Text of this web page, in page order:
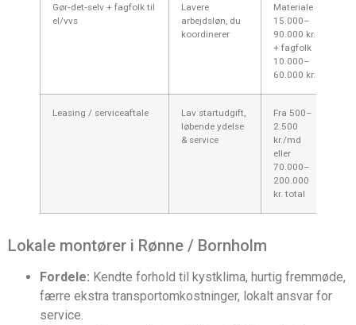
Gør‑det‑selv + fagfolk til
el/vvs
Lavere
arbejdsløn, du
koordinerer
Materiale
15.000–
90.000 kr.
+ fagfolk
10.000–
60.000 kr.
Leasing / serviceaftale
Lav startudgift,
løbende ydelse
& service
Fra 500–
2.500
kr./md
eller
70.000–
200.000
kr. total
Lokale montører i Rønne / Bornholm
Fordele: Kendte forhold til kystklima, hurtig fremmøde,
færre ekstra transportomkostninger, lokalt ansvar for
service.